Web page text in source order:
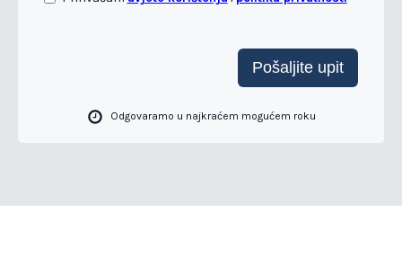
Pošaljite upit
Odgovaramo u najkraćem mogućem roku